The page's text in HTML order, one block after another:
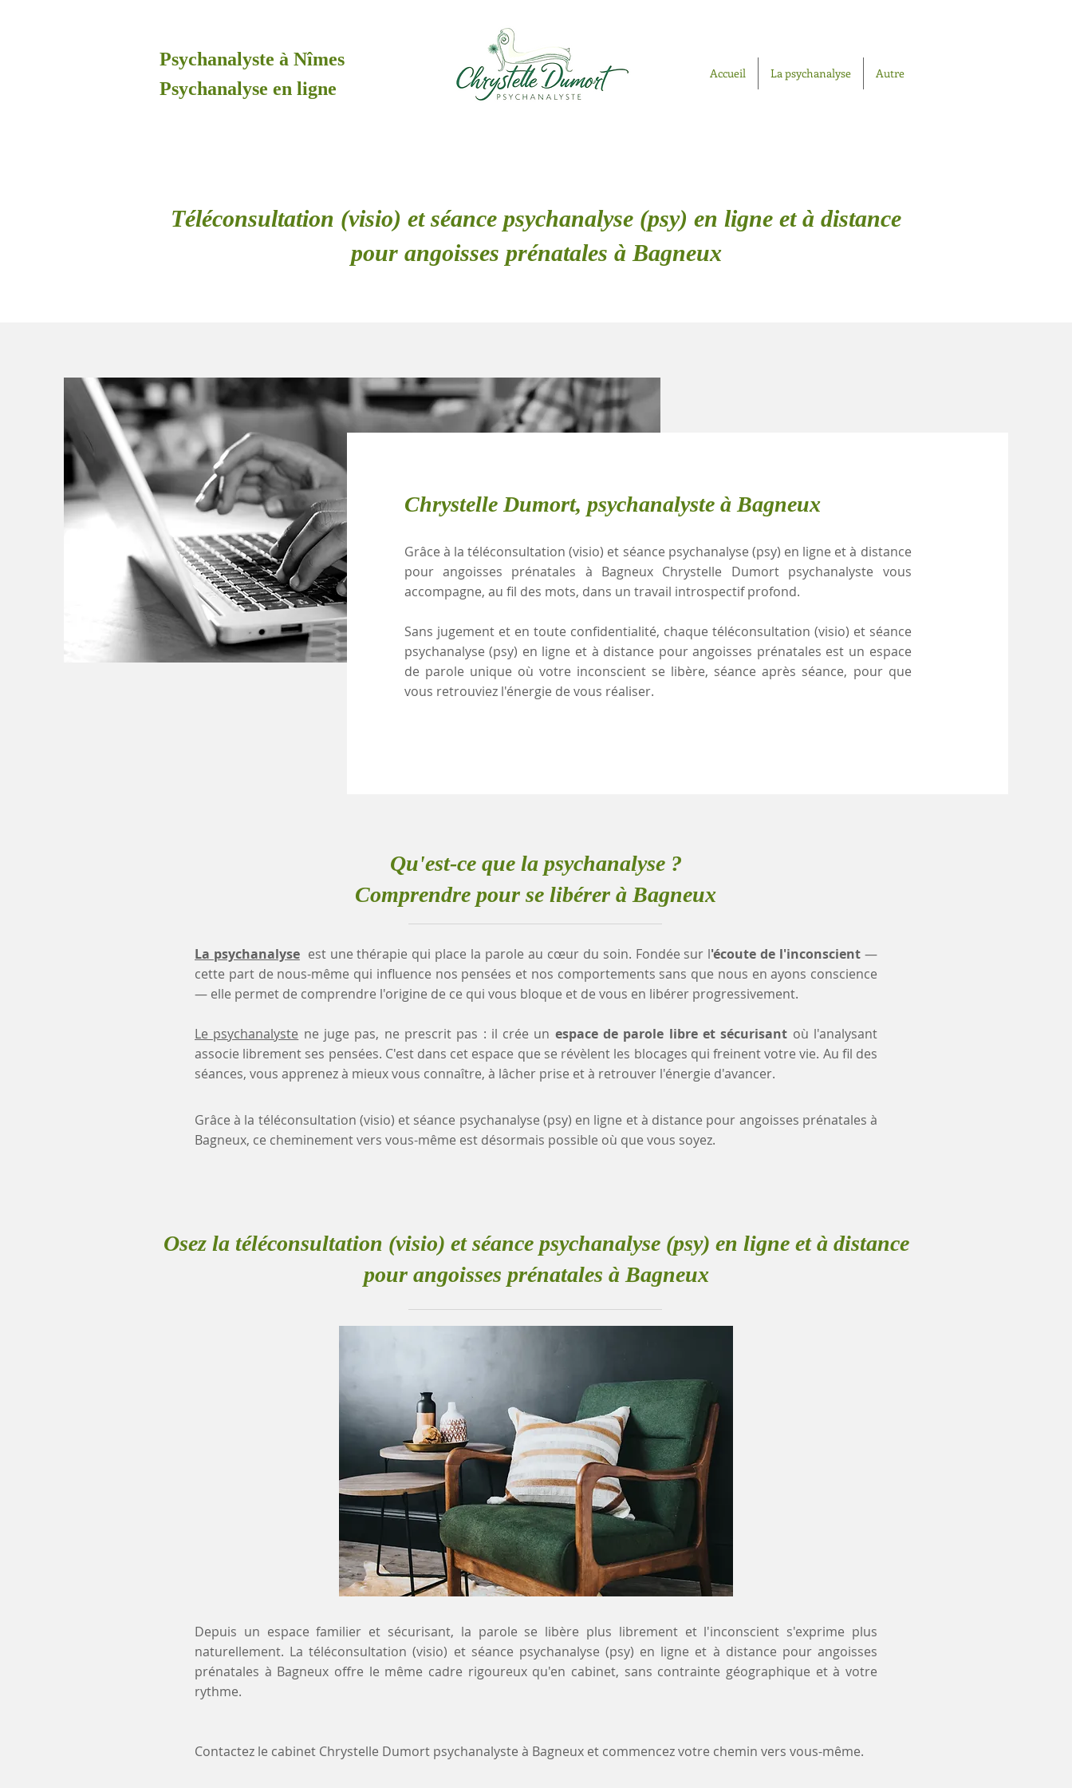
Psychanalyste à Nîmes
Psychanalyse en ligne
Accueil La psychanalyse Autre
Téléconsultation (visio) et séance psychanalyse (psy) en ligne et à distance
pour angoisses prénatales à Bagneux
Chrystelle Dumort, psychanalyste à Bagneux
Grâce à la téléconsultation (visio) et séance psychanalyse (psy) en ligne et à distance
pour angoisses prénatales à Bagneux Chrystelle Dumort psychanalyste vous
accompagne, au fil des mots, dans un travail introspectif profond.
Sans jugement et en toute confidentialité, chaque téléconsultation (visio) et séance
psychanalyse (psy) en ligne et à distance pour angoisses prénatales est un espace
de parole unique où votre inconscient se libère, séance après séance, pour que
vous retrouviez l'énergie de vous réaliser.
Qu'est-ce que la psychanalyse ?
Comprendre pour se libérer à Bagneux
La psychanalyse est une thérapie qui place la parole au cœur du soin. Fondée sur l'écoute de l'inconscient—
cette part de nous-même qui influence nos pensées et nos comportements sans que nous en ayons conscience
— elle permet de comprendre l'origine de ce qui vous bloque et de vous en libérer progressivement.
Le psychanalyste ne juge pas, ne prescrit pas : il crée un espace de parole libre et sécurisant où l'analysant
associe librement ses pensées. C'est dans cet espace que se révèlent les blocages qui freinent votre vie. Au fil des
séances, vous apprenez à mieux vous connaître, à lâcher prise et à retrouver l'énergie d'avancer.
Grâce à la téléconsultation (visio) et séance psychanalyse (psy) en ligne et à distance pour angoisses prénatales à
Bagneux, ce cheminement vers vous-même est désormais possible où que vous soyez.
Osez la téléconsultation (visio) et séance psychanalyse (psy) en ligne et à distance
pour angoisses prénatales à Bagneux
Depuis un espace familier et sécurisant, la parole se libère plus librement et l'inconscient s'exprime plus
naturellement. La téléconsultation (visio) et séance psychanalyse (psy) en ligne et à distance pour angoisses
prénatales à Bagneux offre le même cadre rigoureux qu'en cabinet, sans contrainte géographique et à votre
rythme.
Contactez le cabinet Chrystelle Dumort psychanalyste à Bagneux et commencez votre chemin vers vous-même.